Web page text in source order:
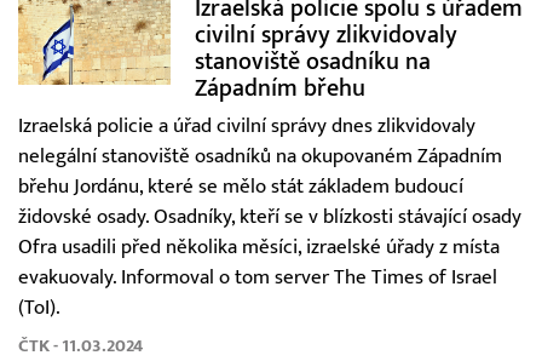
Izraelská policie spolu s úřadem
civilní správy zlikvidovaly
stanoviště osadníku na
Západním břehu
Izraelská policie a úřad civilní správy dnes zlikvidovaly
nelegální stanoviště osadníků na okupovaném Západním
břehu Jordánu, které se mělo stát základem budoucí
židovské osady. Osadníky, kteří se v blízkosti stávající osady
Ofra usadili před několika měsíci, izraelské úřady z místa
evakuovaly. Informoval o tom server The Times of Israel
(ToI).
ČTK - 11.03.2024